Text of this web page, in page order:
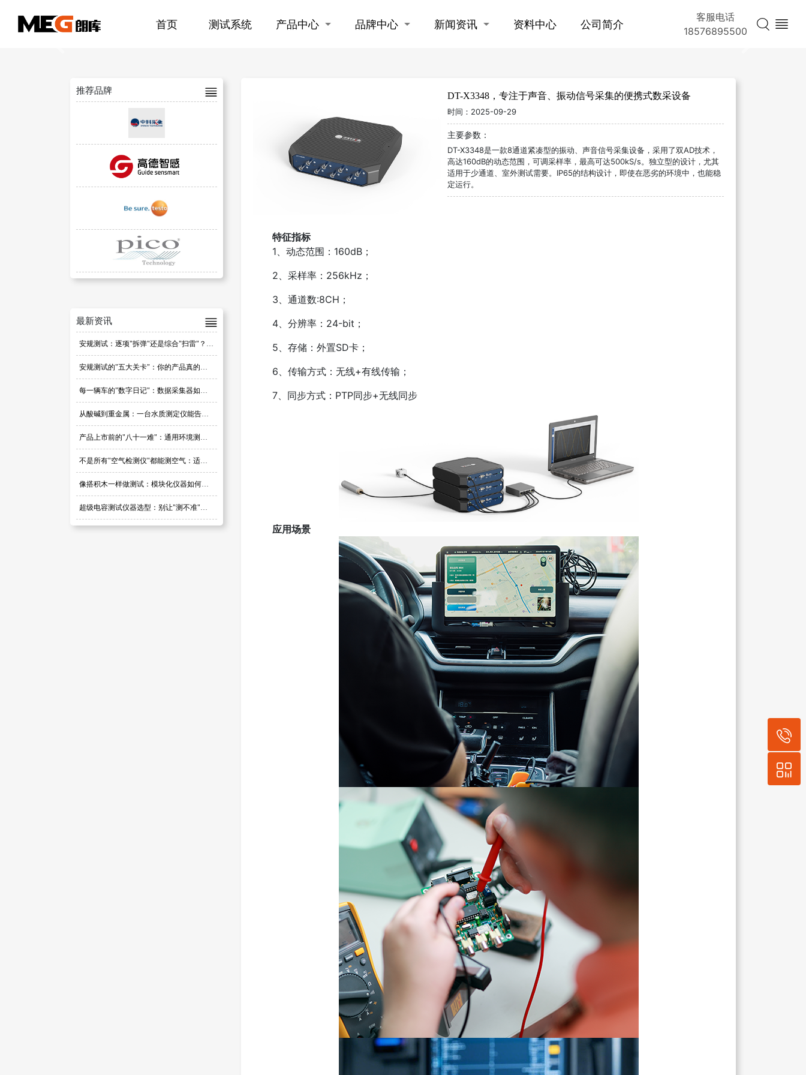
首页 测试系统 产品中心 品牌中心 新闻资讯 资料中心 公司简介
客服电话
18576895500
推荐品牌
最新资讯
安规测试：逐项"拆弹"还是综合"扫雷"？研发阶段的策略之争
安规测试的"五大关卡"：你的产品真的过关了吗？
每一辆车的"数字日记"：数据采集器如何定义汽车品质
从酸碱到重金属：一台水质测定仪能告诉你多少秘密？
产品上市前的"八十一难"：通用环境测试到底在测哪些数据？
不是所有"空气检测仪"都能测空气：适用性选对了，数据才可信
像搭积木一样做测试：模块化仪器如何重塑测试边界
超级电容测试仪器选型：别让"测不准"毁了你的产品口碑
DT-X3348，专注于声音、振动信号采集的便携式数采设备
时间： 2025-09-29
主要参数：
DT-X3348是一款8通道紧凑型的振动、声音信号采集设备，采用了双AD技术，
高达160dB的动态范围，可调采样率，最高可达500kS/s。独立型的设计，尤其
适用于少通道、室外测试需要。IP65的结构设计，即使在恶劣的环境中，也能稳
定运行。
特征指标
1、动态范围：160dB；
2、采样率：256kHz；
3、通道数:8CH；
4、分辨率：24-bit；
5、存储：外置SD卡；
6、传输方式：无线+有线传输；
7、同步方式：PTP同步+无线同步
应用场景